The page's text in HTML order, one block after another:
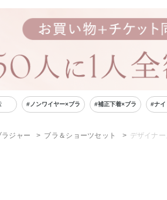
#ノンワイヤー×ブラ #補正下着×ブラ #ナイ
ラジャー ブラ＆ショーツセット デザイナ